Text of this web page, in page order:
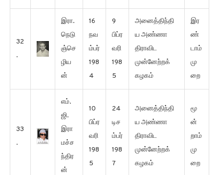
32
.
இரா.
நெடு
ஞ்செ
ழிய
ன்
16
நவ
ம்பர்
198
4
9
பிப்ர
வரி
198
5
அனைத்திந்தி
ய அண்ணா
திராவிட
முன்னேற்றக்
கழகம்
இர
ண்
டாம்
மு
றை
33
.
எம்.
ஜி.
இரா
மச்ச
ந்திர
ன்
10
பிப்ர
வரி
198
5
24
டிச
ம்பர்
198
7
அனைத்திந்தி
ய அண்ணா
திராவிட
முன்னேற்றக்
கழகம்
மூ
ன்
றாம்
மு
றை